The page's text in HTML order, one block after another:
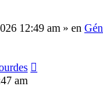
12:49 am » en
am